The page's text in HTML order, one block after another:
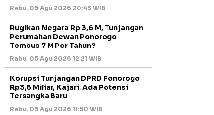
Rabu, 05 Agu 2026 20:43 WIB
Rugikan Negara Rp 3,6 M, Tunjangan
Perumahan Dewan Ponorogo
Tembus 7 M Per Tahun?
Rabu, 05 Agu 2026 12:21 WIB
Korupsi Tunjangan DPRD Ponorogo
Rp3,6 Miliar, Kajari: Ada Potensi
Tersangka Baru
Rabu, 05 Agu 2026 11:50 WIB